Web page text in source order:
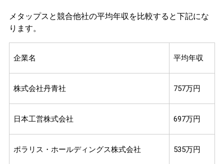
メタップスと競合他社の平均年収を比較すると下記にな
ります。
企業名 平均年収
株式会社丹青社 757万円
日本工営株式会社 697万円
ポラリス・ホールディングス株式会社 535万円